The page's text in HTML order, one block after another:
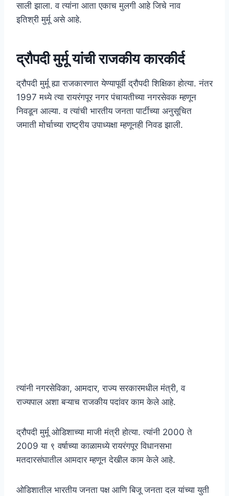
साली झाला. व त्यांना आता एकाच मुलगी आहे जिचे नाव
इतिश्री मुर्मू असे आहे.
द्रौपदी मुर्मू यांची राजकीय कारकीर्द
द्रौपदी मुर्मू ह्या राजकारणात येण्यापूर्वी द्रौपदी शिक्षिका होत्या. नंतर
1997 मध्ये त्या रायरंगपूर नगर पंचायतीच्या नगरसेवक म्हणून
निवडून आल्या. व त्यांची भारतीय जनता पार्टीच्या अनुसूचित
जमाती मोर्चाच्या राष्ट्रीय उपाध्यक्षा म्हणूनही निवड झाली.
त्यांनी नगरसेविका, आमदार, राज्य सरकारमधील मंत्री, व
राज्यपाल अशा बऱ्याच राजकीय पदांवर काम केले आहे.
द्रौपदी मुर्मू ओडिशाच्या माजी मंत्री होत्या. त्यांनी 2000 ते
2009 या ९ वर्षाच्या काळामध्ये रायरंगपूर विधानसभा
मतदारसंघातील आमदार म्हणून देखील काम केले आहे.
ओडिशातील भारतीय जनता पक्ष आणि बिजू जनता दल यांच्या युती